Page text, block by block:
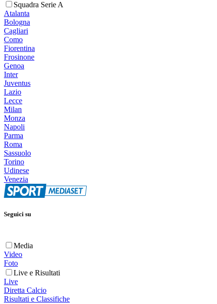
Squadra Serie A
Atalanta
Bologna
Cagliari
Como
Fiorentina
Frosinone
Genoa
Inter
Juventus
Lazio
Lecce
Milan
Monza
Napoli
Parma
Roma
Sassuolo
Torino
Udinese
Venezia
Seguici su
Media
Video
Foto
Live e Risultati
Live
Diretta Calcio
Risultati e Classifiche